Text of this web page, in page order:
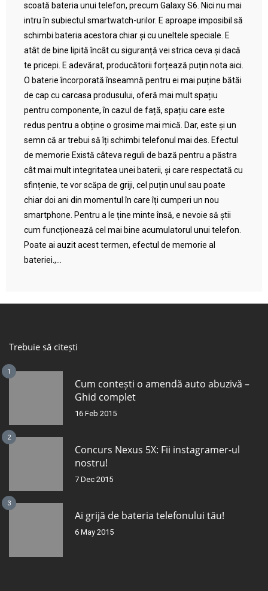
scoată bateria unui telefon, precum Galaxy S6. Nici nu mai
intru în subiectul smartwatch-urilor. E aproape imposibil să
schimbi bateria acestora chiar și cu uneltele speciale. E
atât de bine lipită încât cu siguranță vei strica ceva și dacă
te pricepi. E adevărat, producătorii forțează puțin nota aici.
O baterie încorporată înseamnă pentru ei mai puține bătăi
de cap cu carcasa produsului, oferă mai mult spațiu
pentru componente, în cazul de față, spațiu care este
redus pentru a obține o grosime mai mică. Dar, este și un
semn că ar trebui să îți schimbi telefonul mai des. Efectul
de memorie Există câteva reguli de bază pentru a păstra
cât mai mult integritatea unei baterii, și care respectată cu
sfințenie, te vor scăpa de griji, cel puțin unul sau poate
chiar doi ani din momentul în care îți cumperi un nou
smartphone. Pentru a le ține minte însă, e nevoie să știi
cum funcționează cel mai bine acumulatorul unui telefon.
Poate ai auzit acest termen, efectul de memorie al
bateriei.,...
Trebuie să citești
1
Cum contești o amendă auto abuzivă –
Ghid complet
16 Feb 2015
2
Concurs Nexus 5X: Fii instagramer-ul
nostru!
7 Dec 2015
3
Ai grijă de bateria telefonului tău!
6 May 2015